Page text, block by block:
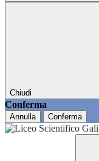
Chiudi
Conferma
Annulla Conferma